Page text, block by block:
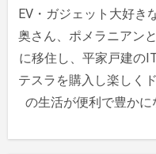
ョ
ン
EV・ガジェット大好き
奥さん、ポメラニアン
に移住し、平家戸建の
テスラを購入し楽しく
の生活が便利で豊かに